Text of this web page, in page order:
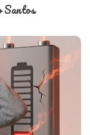
Santos